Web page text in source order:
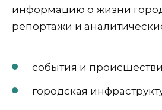
информацию о жизни
репортажи и
события и
городская